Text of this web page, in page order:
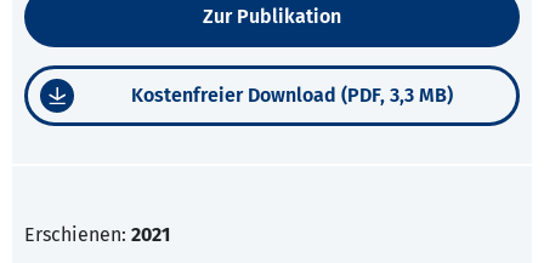
Zur Publikation
Kostenfreier Download (PDF, 3,3 MB)
Erschienen: 2021